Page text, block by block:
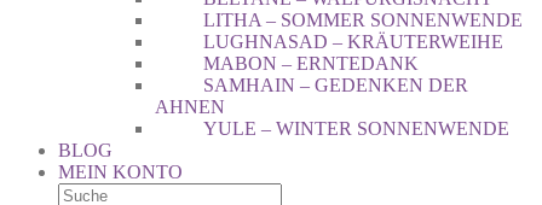
LITHA – SOMMER SONNENWENDE
LUGHNASAD – KRÄUTERWEIHE
MABON – ERNTEDANK
SAMHAIN – GEDENKEN DER
AHNEN
YULE – WINTER SONNENWENDE
BLOG
MEIN KONTO